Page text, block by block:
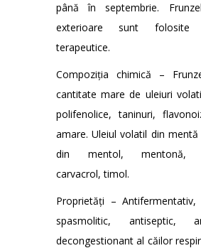
până în septembrie.
exterioare sunt folosite
terapeutice.
Compoziția chimică –
cantitate mare de uleiuri
polifenolice, taninuri,
amare. Uleiul volatil din
din mentol, mentonă,
carvacrol, timol.
Proprietăți – Antifermentativ,
spasmolitic, antiseptic,
decongestionant al căilor